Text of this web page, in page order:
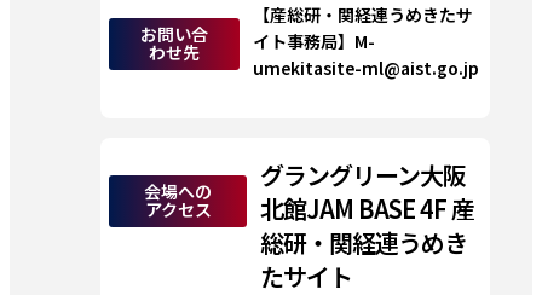
お問い合
わせ先
【産総研・関経連うめきたサ
イト事務局】M-
umekitasite-ml@aist.go.jp
会場への
アクセス
グラングリーン大阪
北館JAM BASE 4F 産
総研・関経連うめき
たサイト